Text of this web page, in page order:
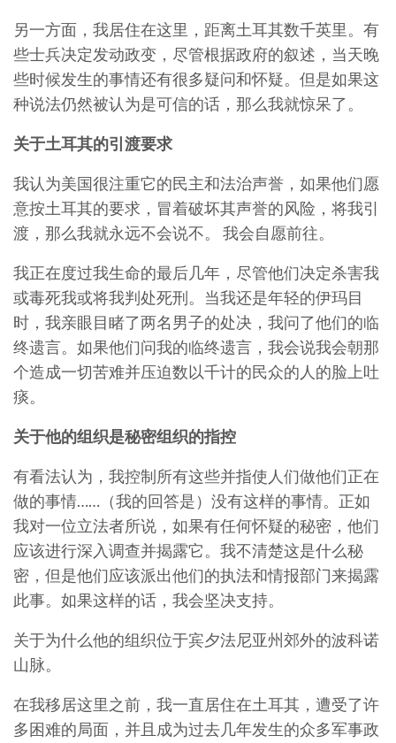
另一方面，我居住在这里，距离土耳其数千英里。有
些士兵决定发动政变，尽管根据政府的叙述，当天晚
些时候发生的事情还有很多疑问和怀疑。但是如果这
种说法仍然被认为是可信的话，那么我就惊呆了。
关于土耳其的引渡要求
我认为美国很注重它的民主和法治声誉，如果他们愿
意按土耳其的要求，冒着破坏其声誉的风险，将我引
渡，那么我就永远不会说不。 我会自愿前往。
我正在度过我生命的最后几年，尽管他们决定杀害我
或毒死我或将我判处死刑。当我还是年轻的伊玛目
时，我亲眼目睹了两名男子的处决，我问了他们的临
终遗言。如果他们问我的临终遗言，我会说我会朝那
个造成一切苦难并压迫数以千计的民众的人的脸上吐
痰。
关于他的组织是秘密组织的指控
有看法认为，我控制所有这些并指使人们做他们正在
做的事情……（我的回答是）没有这样的事情。正如
我对一位立法者所说，如果有任何怀疑的秘密，他们
应该进行深入调查并揭露它。我不清楚这是什么秘
密，但是他们应该派出他们的执法和情报部门来揭露
此事。如果这样的话，我会坚决支持。
关于为什么他的组织位于宾夕法尼亚州郊外的波科诺
山脉。
在我移居这里之前，我一直居住在土耳其，遭受了许
多困难的局面，并且成为过去几年发生的众多军事政